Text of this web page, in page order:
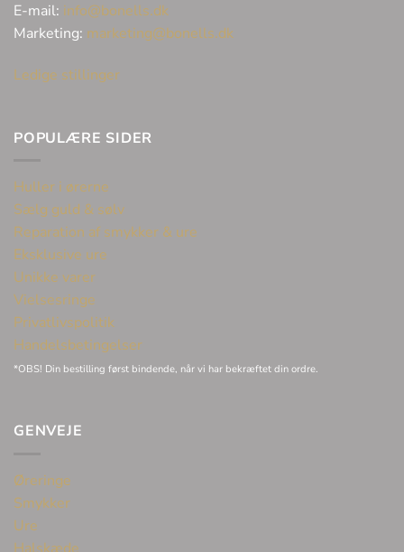
E-mail: info@bonells.dk
Marketing: marketing@bonells.dk
Ledige stillinger
POPULÆRE SIDER
Huller i ørerne
Sælg guld & sølv
Reparation af smykker & ure
Eksklusive ure
Unikke varer
Vielsesringe
Privatlivspolitik
Handelsbetingelser
*OBS! Din bestilling først bindende, når vi har bekræftet din ordre.
GENVEJE
Øreringe
Smykker
Ure